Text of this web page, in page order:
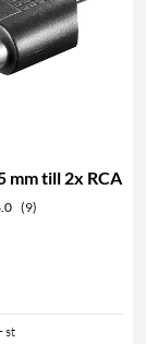
mm till 2x RCA
(9)
st